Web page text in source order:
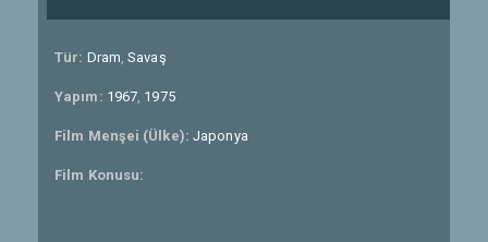
Tür: Dram,Savaş
Yapım: 1967, 1975
Film Menşei (Ülke): Japonya
Film Konusu: